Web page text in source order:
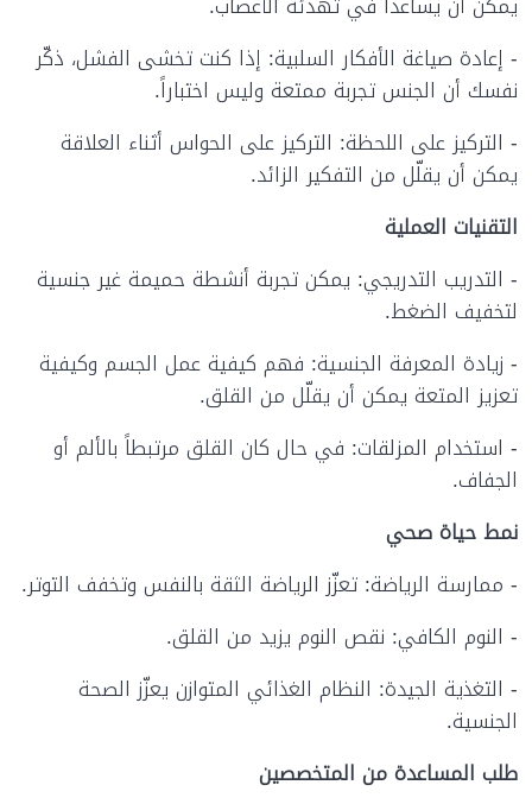
- إعادة صياغة الأفكار السلبية: إذا كنت تخشى الفشل، ذكّر
نفسك أن الجنس تجربة ممتعة وليس اختباراً.
- التركيز على اللحظة: التركيز على الحواس أثناء العلاقة
يمكن أن يقلّل من التفكير الزائد.
التقنيات العملية
- التدريب التدريجي: يمكن تجربة أنشطة حميمة غير جنسية
لتخفيف الضغط.
- زيادة المعرفة الجنسية: فهم كيفية عمل الجسم وكيفية
تعزيز المتعة يمكن أن يقلّل من القلق.
- استخدام المزلقات: في حال كان القلق مرتبطاً بالألم أو
الجفاف.
نمط حياة صحي
- ممارسة الرياضة: تعزّز الرياضة الثقة بالنفس وتخفف التوتر.
- النوم الكافي: نقص النوم يزيد من القلق.
- التغذية الجيدة: النظام الغذائي المتوازن يعزّز الصحة
الجنسية.
طلب المساعدة من المتخصصين